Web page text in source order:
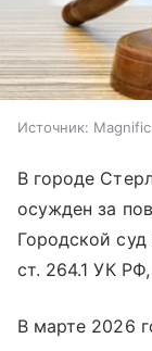
Источник: Magnific
В городе
осужден за
Городской
ст. 264.1 УК
В марте 2026